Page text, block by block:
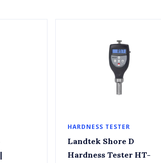
HARDNESS TESTER
Landtek Shore D
Hardness Tester HT-